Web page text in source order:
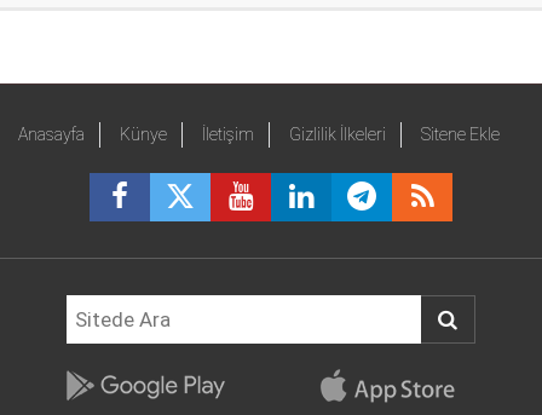
Anasayfa Künye İletişim Gizlilik İlkeleri Sitene Ekle